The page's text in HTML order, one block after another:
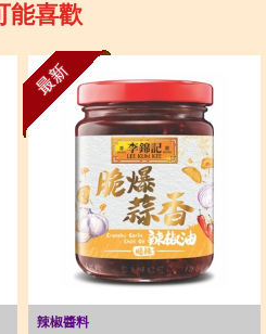
能喜歡
最新
辣椒醬料